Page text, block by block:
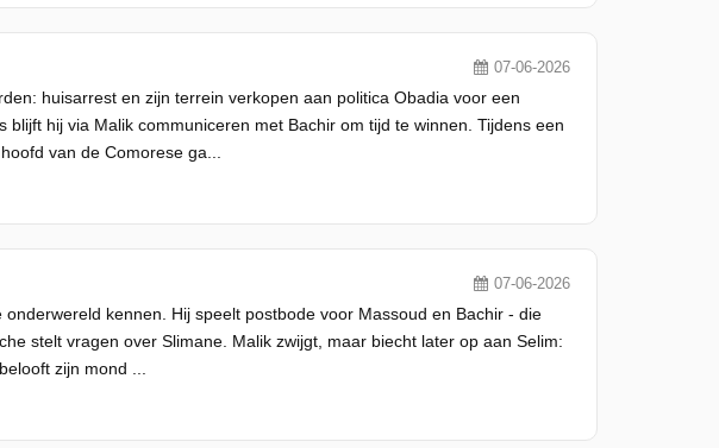
07-06-2026
huisarrest en zijn terrein verkopen aan politica Obadia voor een
hij via Malik communiceren met Bachir om tijd te winnen. Tijdens een
van de Comorese ga...
07-06-2026
kennen. Hij speelt postbode voor Massoud en Bachir - die
stelt vragen over Slimane. Malik zwijgt, maar biecht later op aan Selim:
zijn mond ...